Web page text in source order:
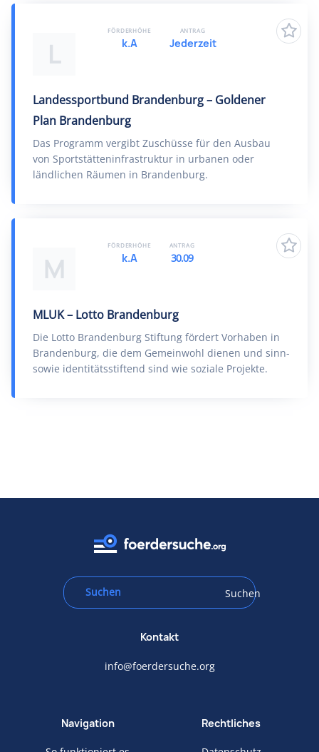
L
Landessportbund Brandenburg – Goldener
Plan Brandenburg
Das Programm vergibt Zuschüsse für den Ausbau
von Sportstätteninfrastruktur in urbanen oder
ländlichen Räumen in Brandenburg.
FÖRDERHÖHE
k.A
ANTRAG
Jederzeit
M
MLUK – Lotto Brandenburg
Die Lotto Brandenburg Stiftung fördert Vorhaben in
Brandenburg, die dem Gemeinwohl dienen und sinn-
sowie identitätsstiftend sind wie soziale Projekte.
FÖRDERHÖHE
k.A
ANTRAG
30.09
Suchen
Kontakt
info@foerdersuche.org
Navigation Rechtliches